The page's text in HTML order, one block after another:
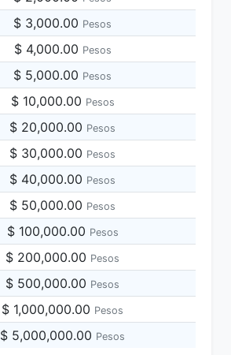
$ 3,000.00 Pesos
$ 4,000.00 Pesos
$ 5,000.00 Pesos
$ 10,000.00 Pesos
$ 20,000.00 Pesos
$ 30,000.00 Pesos
$ 40,000.00 Pesos
$ 50,000.00 Pesos
$ 100,000.00 Pesos
$ 200,000.00 Pesos
$ 500,000.00 Pesos
$ 1,000,000.00 Pesos
$ 5,000,000.00 Pesos